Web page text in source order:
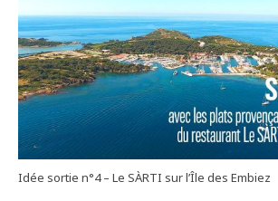
Idée sortie n°4 – Le SÀRTI sur l’Île des Embiez